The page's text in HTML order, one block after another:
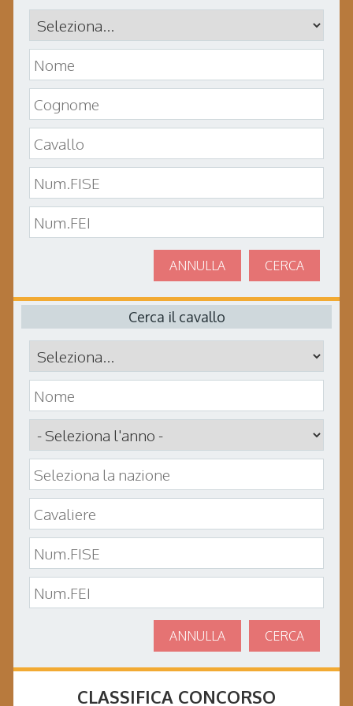
CERCA
ANNULLA
Cerca il cavallo
CERCA
ANNULLA
CLASSIFICA CONCORSO